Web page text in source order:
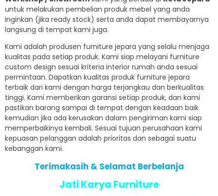
untuk melakukan pembelian produk mebel yang anda
inginkan (jika ready stock) serta anda dapat membayarnya
langsung di tempat kami juga.
Kami adalah produsen furniture jepara yang selalu menjaga
kualitas pada setiap produk. Kami siap melayani furniture
custom design sesuai kriteria interior rumah anda sesuai
permintaan. Dapatkan kualitas produk furniture jepara
terbaik dari kami dengan harga terjangkau dan berkualitas
tinggi. Kami memberikan garansi setiap produk, dan kami
pastikan barang sampai di tempat dengan keadaan baik
kemudian jika ada kerusakan dalam pengiriman kami siap
memperbaikinya kembali. Sesuai tujuan perusahaan kami
kepuasan pelanggan adalah prioritas dan sebagai suatu
kebanggan kami.
Terimakasih & Selamat Berbelanja
Jati Karya Furniture